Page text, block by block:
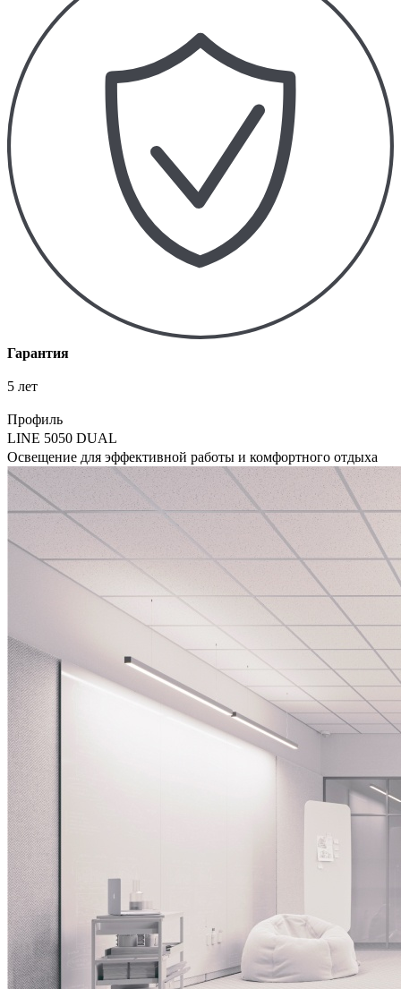
Гарантия
5 лет
Профиль
LINE 5050 DUAL
Освещение для эффективной работы и комфортного отдыха